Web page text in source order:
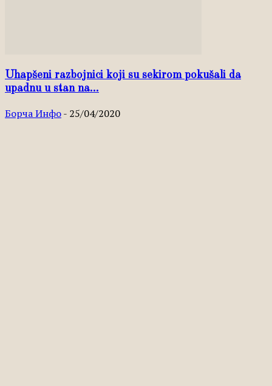
Uhapšeni razbojnici koji su sekirom pokušali da
upadnu u stan na...
Борча Инфо- 25/04/2020